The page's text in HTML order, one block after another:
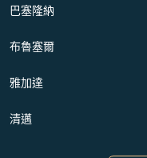
巴塞隆納
布魯塞爾
雅加達
清邁